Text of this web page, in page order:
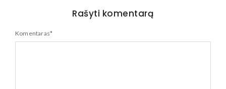
Rašyti komentarą
Komentaras*